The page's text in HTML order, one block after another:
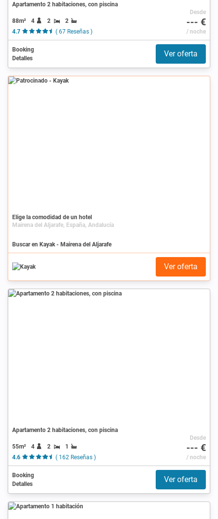
Apartamento 2 habitaciones, con piscina
88m² 4 2
2
4.7
( 67 Reseñas )
Desde
--- €
/ noche
Booking
Detalles
Ver oferta
Patrocinado
Elige la comodidad de un hotel
Mairena del Aljarafe, España, Andalucía
Buscar en Kayak - Mairena del Aljarafe
Ver oferta
Apartamento 2 habitaciones, con piscina
55m² 4 2
1
4.6
( 162 Reseñas )
Desde
--- €
/ noche
Booking
Detalles
Ver oferta